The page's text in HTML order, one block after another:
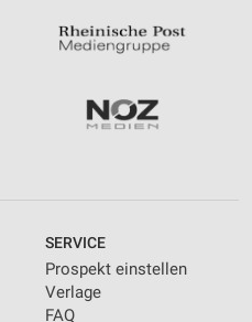
SERVICE
Prospekt einstellen
Verlage
FAQ